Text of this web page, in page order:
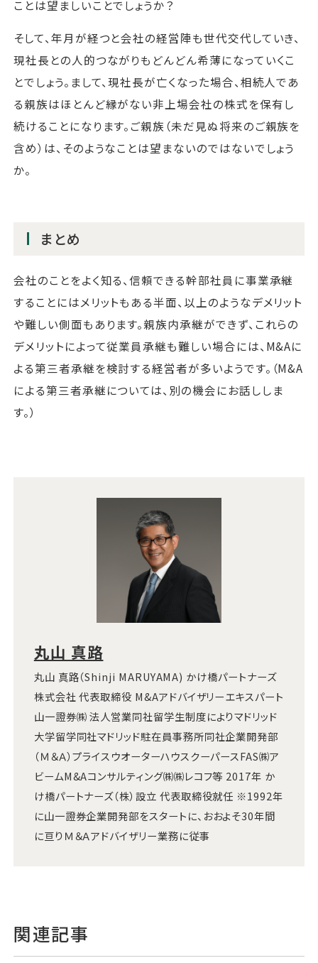
ことは望ましいことでしょうか？
そして、年月が経つと会社の経営陣も世代交代していき、
現社長との人的つながりもどんどん希薄になっていくこ
とでしょう。まして、現社長が亡くなった場合、相続人であ
る親族はほとんど縁がない非上場会社の株式を保有し
続けることになります。ご親族（未だ見ぬ将来のご親族を
含め）は、そのようなことは望まないのではないでしょう
か。
まとめ
会社のことをよく知る、信頼できる幹部社員に事業承継
することにはメリットもある半面、以上のようなデメリット
や難しい側面もあります。親族内承継ができず、これらの
デメリットによって従業員承継も難しい場合には、M&Aに
よる第三者承継を検討する経営者が多いようです。（M&A
による第三者承継については、別の機会にお話ししま
す。）
丸山 真路
丸山 真路（Shinji MARUYAMA) かけ橋パートナーズ
株式会社 代表取締役 M&Aアドバイザリーエキスパート
山一證券㈱ 法人営業同社留学生制度によりマドリッド
大学留学同社マドリッド駐在員事務所同社企業開発部
（Ｍ＆Ａ）プライスウオーターハウスクーパースFAS㈱ア
ビームM&Aコンサルティング㈱㈱レコフ等 2017年 か
け橋パートナーズ（株）設立 代表取締役就任 ※1992年
に山一證券企業開発部をスタートに、おおよそ30年間
に亘りＭ＆Ａアドバイザリー業務に従事
関連記事